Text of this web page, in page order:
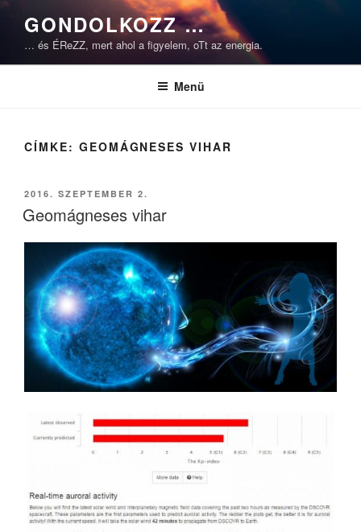
Tartalomhoz
GONDOLKOZZ …
… és ÉReZZ, mert ahol a figyelem, oTt az energia.
Menü
CÍMKE: GEOMÁGNESES VIHAR
BEKÜLDVE:
2016. SZEPTEMBER 2.
Geomágneses vihar